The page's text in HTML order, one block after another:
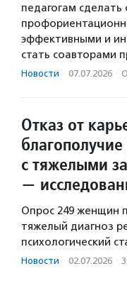
педагогам
эффективными и
стать соавторами
Новости · 07.07.2026 ·
Отказ от
с тяжелыми
—
Опрос 249 женщин
тяжелый диагноз
психологический
Новости · 02.07.2026 ·